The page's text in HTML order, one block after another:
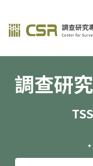
調查研究—
調查研